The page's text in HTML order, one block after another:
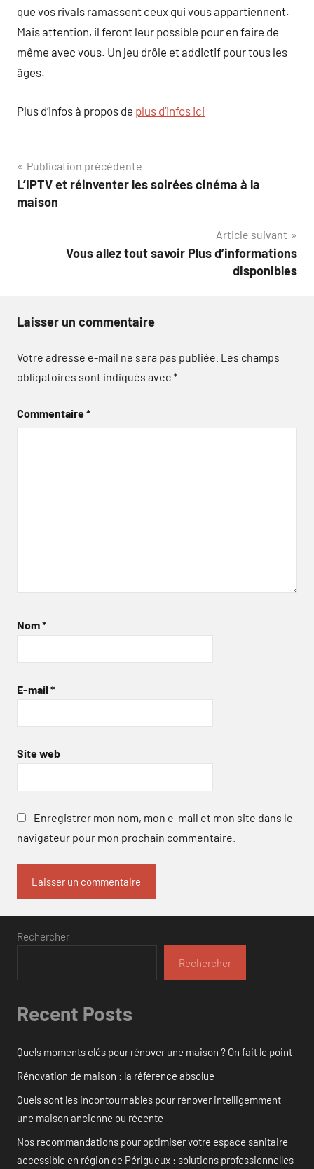
que vos rivals ramassent ceux qui vous appartiennent.
Mais attention, il feront leur possible pour en faire de
même avec vous. Un jeu drôle et addictif pour tous les
âges.
Plus d’infos à propos de plus d’infos ici
Navigation
de
Publication précédente
L’IPTV et réinventer les soirées cinéma à la
maison
Article suivant
Vous allez tout savoir Plus d’informations
disponibles
Laisser un commentaire
Votre adresse e-mail ne sera pas publiée. Les champs
obligatoires sont indiqués avec*
Commentaire*
Nom*
E-mail *
Site web
Enregistrer mon nom, mon e-mail et mon site dans le
navigateur pour mon prochain commentaire.
Rechercher
Rechercher
Recent Posts
Quels moments clés pour rénover une maison ? On fait le point
Rénovation de maison : la référence absolue
Quels sont les incontournables pour rénover intelligemment
une maison ancienne ou récente
Nos recommandations pour optimiser votre espace sanitaire
accessible en région de Périgueux : solutions professionnelles